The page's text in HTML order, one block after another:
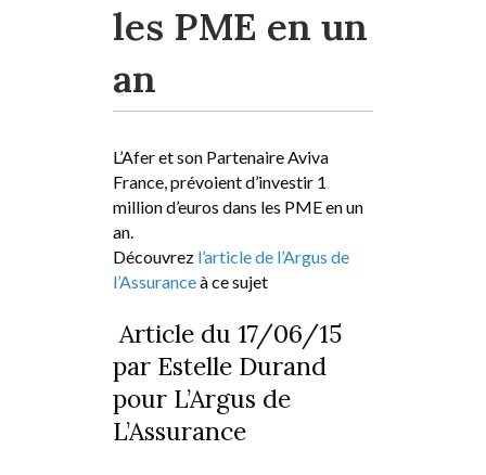
les PME en un
an
L’Afer et son Partenaire Aviva
France, prévoient d’investir 1
million d’euros dans les PME en un
an.
Découvrez l’article de l’Argus de
l’Assuranceà ce sujet
Article du 17/06/15
par Estelle Durand
pour L’Argus de
L’Assurance